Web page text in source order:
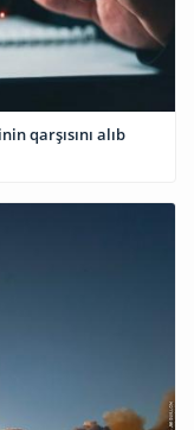
qarşısını alıb